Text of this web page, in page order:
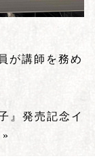
が講師を務め
』発売記念イ